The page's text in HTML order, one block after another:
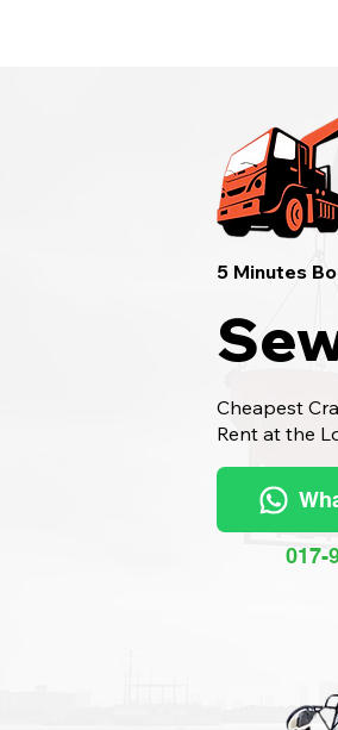
5 Minutes
Cheapest
Rent at the
017-